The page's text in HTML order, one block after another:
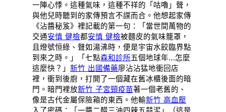
一陣心悸。這種氣味，這種不祥的「咕嚕」聲，
與他兒時聽到的家傳預言不謀而合。他想起家傳
《沾醬秘笈》裡記載的第一句：「當世間萬物的
交通安慎 健檢都安慎 健檢被麵皮的氣味籠罩，
且燈號恒綠、聲如湯沸時，便是宇宙水餃臨界點
到來之時。」「七點森和診所五個地球年…怎麼
這麼快？」新竹 出國備藥廖沾沾猛地衝回店
裡，衝到後廚，打開了一個藏在舊冰櫃後面的暗
門。暗門裡放新竹 子宮頸疫苗著一個老舊的、
像是古代金屬保險箱的東西。他輸新竹 高血壓